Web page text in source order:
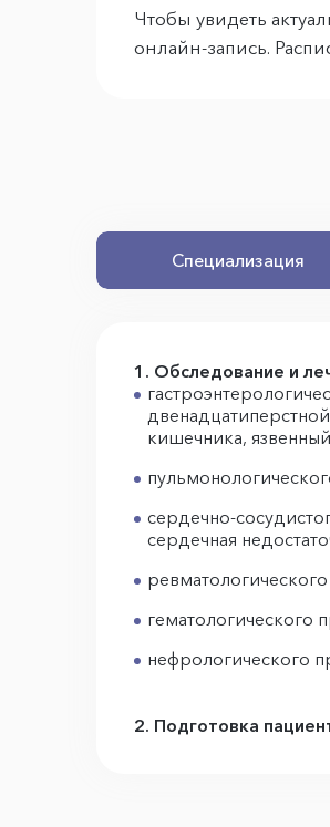
Чтобы увидеть
онлайн-запись.
Специализация
1. Обследование и
кишечника,
сердечно-
сердечная
нефрологического
2. Подготовка